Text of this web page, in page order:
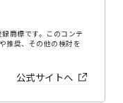
商標です。このコンテ
推奨、その他の検討を
公式サイトへ